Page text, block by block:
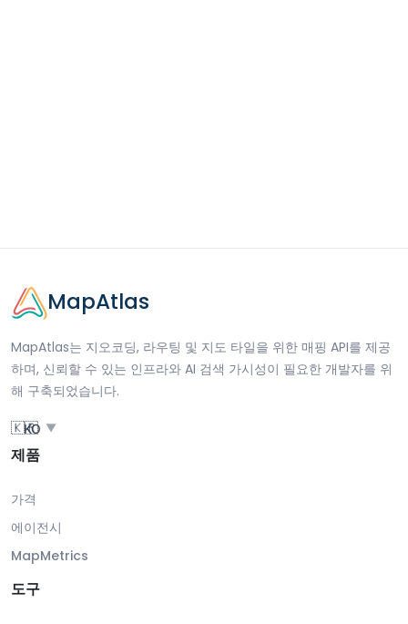
MapAtlas
MapAtlas는 지오코딩, 라우팅 및 지도 타일을 위한 매핑 API를 제공
하며, 신뢰할 수 있는 인프라와 AI 검색 가시성이 필요한 개발자를 위
해 구축되었습니다.
🇰🇷
KO ▼
제품
가격
에이전시
MapMetrics
도구